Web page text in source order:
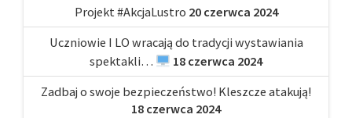
Projekt #AkcjaLustro 20 czerwca 2024
Uczniowie I LO wracają do tradycji wystawiania
spektakli…
18 czerwca 2024
Zadbaj o swoje bezpieczeństwo! Kleszcze atakują!
18 czerwca 2024